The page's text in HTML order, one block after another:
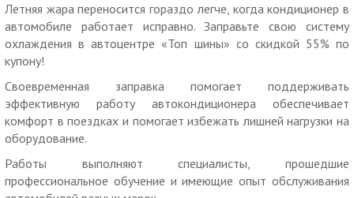
Если заправка невозможна — 1500 р. за услуги диагностики,
вакуумирование, диагностику компрессора, заправку 100 гр.
фреона для проверки датчика давления.
Как работает купон:
Действие купона распространяется на одного человека.
Вы можете взять не более 10 купонов по данной акции.
Скидка по купону не суммируется с другими скидками и
спецпредложениями.
Летняя жара переносится гораздо легче, когда кондиционер в
автомобиле работает исправно. Заправьте свою систему
охлаждения в автоцентре «Топ шины» со скидкой 55% по
купону!
Своевременная заправка помогает поддерживать
эффективную работу автокондиционера обеспечивает
комфорт в поездках и помогает избежать лишней нагрузки на
оборудование.
Работы выполняют специалисты, прошедшие
профессиональное обучение и имеющие опыт обслуживания